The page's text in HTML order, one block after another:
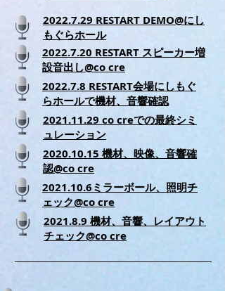
2022.7.29 RESTART DEMO@にし
もぐらホール
2022.7.20 RESTART スピーカー増
設音出し@co cre
2022.7.8 RESTART会場にしもぐ
らホールで機材、音響確認
2021.11.29 co creでの最終シミ
ュレーション
2020.10.15 機材、映像、音響確
認@co cre
2021.10.6ミラーボール、照明チ
ェック@co cre
2021.8.9 機材、音響、レイアウト
チェック@co cre